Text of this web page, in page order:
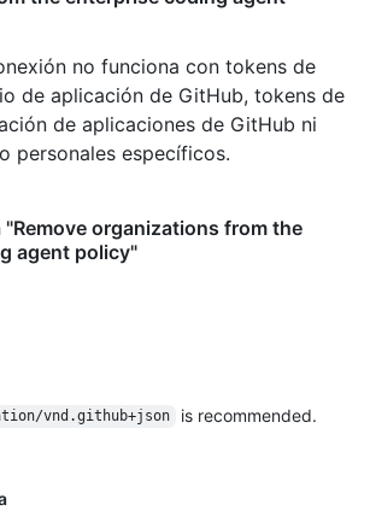
no funciona con tokens de
de aplicación de GitHub, tokens de
de aplicaciones de GitHub ni
personales específicos.
"Remove organizations from the
agent policy"
vnd.github+json is recommended.